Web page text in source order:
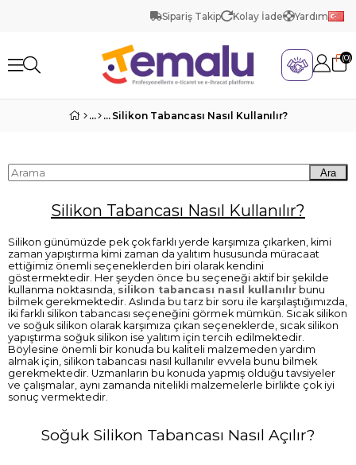
Sipariş Takip Kolay İade Yardım
0
Silikon Tabancası Nasıl Kullanılır?
Ara
Silikon Tabancası Nasıl Kullanılır?
Silikon günümüzde pek çok farklı yerde karşımıza çıkarken, kimi
zaman yapıştırma kimi zaman da yalıtım hususunda müracaat
ettiğimiz önemli seçeneklerden biri olarak kendini
göstermektedir. Her şeyden önce bu seçeneği aktif bir şekilde
kullanma noktasında, silikon tabancası nasıl kullanılır bunu
bilmek gerekmektedir. Aslında bu tarz bir soru ile karşılaştığımızda,
iki farklı silikon tabancası seçeneğini görmek mümkün. Sıcak silikon
ve soğuk silikon olarak karşımıza çıkan seçeneklerde, sıcak silikon
yapıştırma soğuk silikon ise yalıtım için tercih edilmektedir.
Böylesine önemli bir konuda bu kaliteli malzemeden yardım
almak için, silikon tabancası nasıl kullanılır evvela bunu bilmek
gerekmektedir. Uzmanların bu konuda yapmış olduğu tavsiyeler
ve çalışmalar, aynı zamanda nitelikli malzemelerle birlikte çok iyi
sonuç vermektedir.
Soğuk Silikon Tabancası Nasıl Açılır?